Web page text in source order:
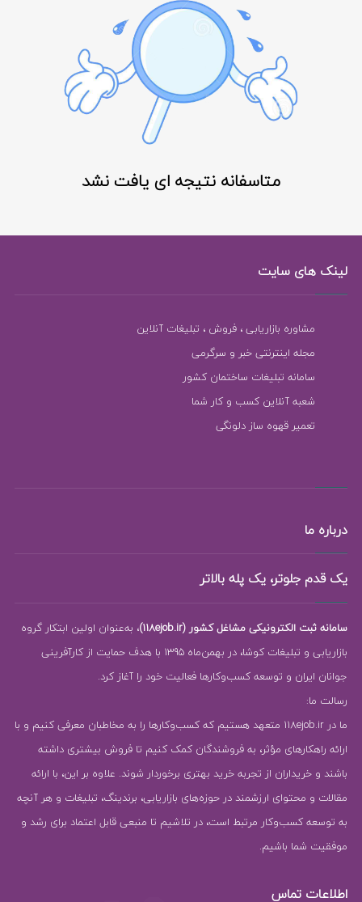
متاسفانه نتیجه ای یافت نشد
لینک های سایت
مشاوره بازاریابی ، فروش ، تبلیغات آنلاین
مجله اینترنتی خبر و سرگرمی
سامانه تبلیغات ساختمان کشور
شعبه آنلاین کسب و کار شما
تعمیر قهوه ساز دلونگی
درباره ما
یک قدم جلوتر، یک پله بالاتر
سامانه ثبت الکترونیکی مشاغل کشور (118ejob.ir)
، به‌عنوان اولین ابتکار گروه
بازاریابی و تبلیغات کوشا، در بهمن‌ماه 1395 با هدف حمایت از کارآفرینی
جوانان ایران و توسعه کسب‌وکارها فعالیت خود را آغاز کرد.
رسالت ما:
ما در 118ejob.ir متعهد هستیم که کسب‌وکارها را به مخاطبان معرفی کنیم و با
ارائه راهکارهای مؤثر، به فروشندگان کمک کنیم تا فروش بیشتری داشته
باشند و خریداران از تجربه خرید بهتری برخوردار شوند. علاوه بر این، با ارائه
مقالات و محتوای ارزشمند در حوزه‌های بازاریابی، برندینگ، تبلیغات و هر آنچه
به توسعه کسب‌وکار مرتبط است، در تلاشیم تا منبعی قابل اعتماد برای رشد و
موفقیت شما باشیم.
اطلاعات تماس